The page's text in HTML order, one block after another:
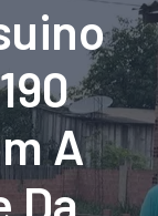
A
Da